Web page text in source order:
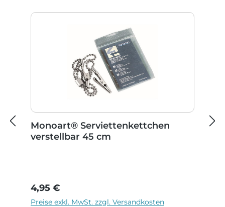
Monoart® Serviettenkettchen
verstellbar 45 cm
Regulärer Preis:
4,95 €
Preise exkl. MwSt. zzgl. Versandkosten